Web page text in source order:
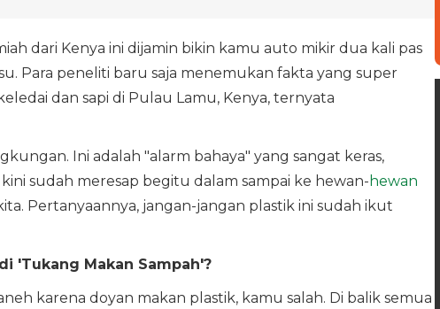
dari Kenya ini dijamin bikin kamu auto mikir dua kali pas
Para peneliti baru saja menemukan fakta yang super
keledai dan sapi di Pulau Lamu, Kenya, ternyata
Ini adalah "alarm bahaya" yang sangat keras,
sudah meresap begitu dalam sampai ke hewan- hewan
Pertanyaannya, jangan-jangan plastik ini sudah ikut
'Tukang Makan Sampah'?
karena doyan makan plastik, kamu salah. Di balik semua